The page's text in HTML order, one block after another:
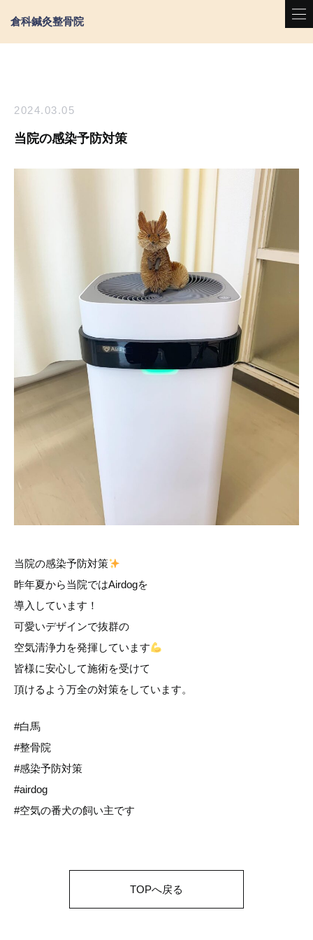
倉科鍼灸整骨院
2024.03.05
当院の感染予防対策
当院の感染予防対策
昨年夏から当院ではAirdogを
導入しています！
可愛いデザインで抜群の
空気清浄力を発揮しています
皆様に安心して施術を受けて
頂けるよう万全の対策をしています。
#白馬
#整骨院
#感染予防対策
#airdog
#空気の番犬の飼い主です
TOPへ戻る